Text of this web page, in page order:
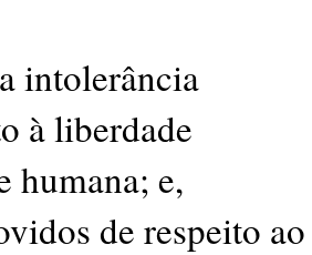
intolerância
à liberdade
humana; e,
de respeito ao